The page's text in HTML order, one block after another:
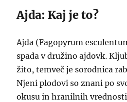
Ajda: Kaj je to?
Ajda (Fagopyrum
spada v družino ajdovk.
žito, temveč je sorodnica
Njeni plodovi so znani po
okusu in hranilnih